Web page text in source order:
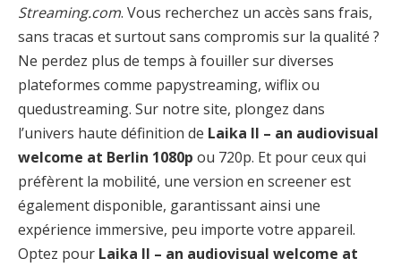
Streaming.com. Vous recherchez un accès sans frais,
sans tracas et surtout sans compromis sur la qualité ?
Ne perdez plus de temps à fouiller sur diverses
plateformes comme papystreaming, wiflix ou
quedustreaming. Sur notre site, plongez dans
l’univers haute définition de Laika II – an audiovisual
welcome at Berlin 1080p ou 720p. Et pour ceux qui
préfèrent la mobilité, une version en screener est
également disponible, garantissant ainsi une
expérience immersive, peu importe votre appareil.
Optez pour Laika II – an audiovisual welcome at